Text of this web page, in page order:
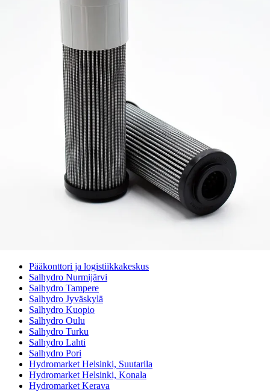
Sylinterilaskuri
Sähköteholaskuri
Virtausnopeuslaskuri
Hammaspyöräpumpun tilavuuslaskuri
Hydrauliteholaskuri
Teollisuusletkuhaku
Suodatinhaku
Magneettikelahaku
Avoimet työpaikat
Ympäristöpolitiikka
Messut ja tapahtumat
Laskutustiedot
Pääkonttori ja logistiikkakeskus
Salhydro Nurmijärvi
Salhydro Tampere
Salhydro Jyväskylä
Salhydro Kuopio
Salhydro Oulu
Salhydro Turku
Salhydro Lahti
Salhydro Pori
Hydromarket Helsinki, Suutarila
Hydromarket Helsinki, Konala
Hydromarket Kerava